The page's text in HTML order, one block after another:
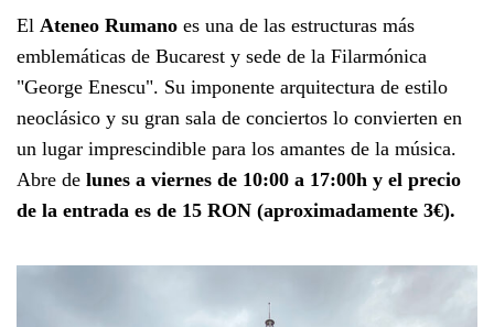
El Ateneo Rumano es una de las estructuras más
emblemáticas de Bucarest y sede de la Filarmónica
"George Enescu". Su imponente arquitectura de estilo
neoclásico y su gran sala de conciertos lo convierten en
un lugar imprescindible para los amantes de la música.
Abre de lunes a viernes de 10:00 a 17:00h y el precio
de la entrada es de 15 RON (aproximadamente 3€).